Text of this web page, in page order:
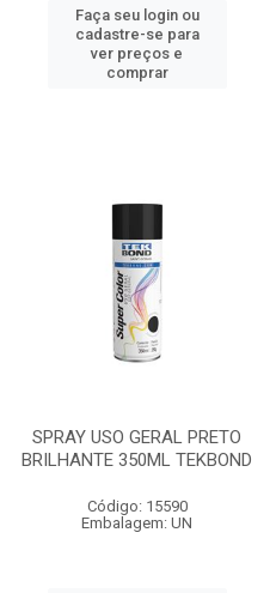
Faça seu login ou
cadastre-se para
ver preços e
comprar
SPRAY USO GERAL PRETO
BRILHANTE 350ML TEKBOND
Código: 15590
Embalagem: UN